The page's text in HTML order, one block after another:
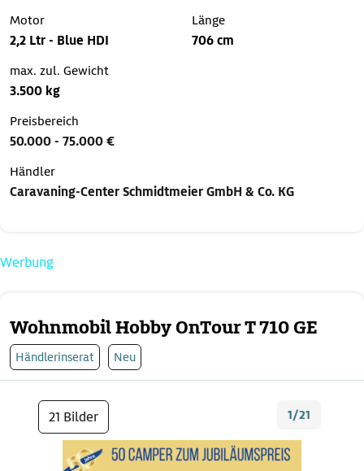
Wohnmobil Hobby OnTour T 710 GE
Händlerinserat Neu
21 Bilder 1/21
Motor
2,2 Ltr - Blue HDI
Länge
706 cm
max. zul. Gewicht
3.500 kg
Preisbereich
50.000 - 75.000 €
Händler
Caravaning-Center Schmidtmeier GmbH & Co. KG
Werbung